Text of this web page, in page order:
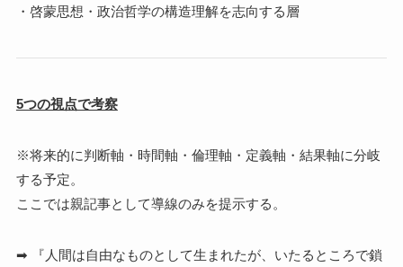
・啓蒙思想・政治哲学の構造理解を志向する層
5つの視点で考察
※将来的に判断軸・時間軸・倫理軸・定義軸・結果軸に分岐
する予定。
ここでは親記事として導線のみを提示する。
➡ 『人間は自由なものとして生まれたが、いたるところで鎖